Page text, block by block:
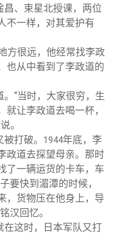
、束星北授课，两位
不一样，对其爱护有
方很远，他经常找李政
也从中看到了李政道的
“当时，大家很穷，生
让李政道去喝一杯，
。
打破。
1944年底，李
政道去探望母亲。那时
了一辆运货的卡车，车
要快到湄潭的时候，
，货物压在他身上，导
汉回忆。
在这时，日本军队又打